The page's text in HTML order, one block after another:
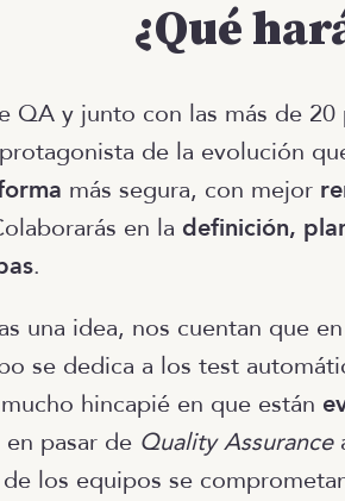
¿Qué
QA y junto con las más de
de la evolución
más segura, con mejor
en la definición,
.
una idea, nos cuentan que
se dedica a los test
hincapié en que están
pasar de Quality Assurance
los equipos se